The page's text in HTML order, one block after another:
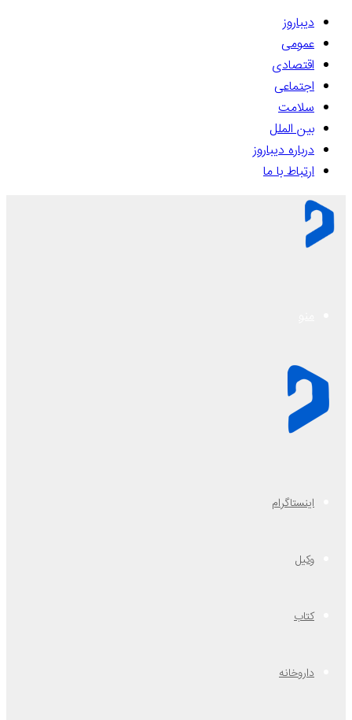
دیباروز
عمومی
اقتصادی
اجتماعی
سلامت
بین الملل
درباره دیباروز
ارتباط با ما
اینستاگرام
وکیل
کتاب
داروخانه